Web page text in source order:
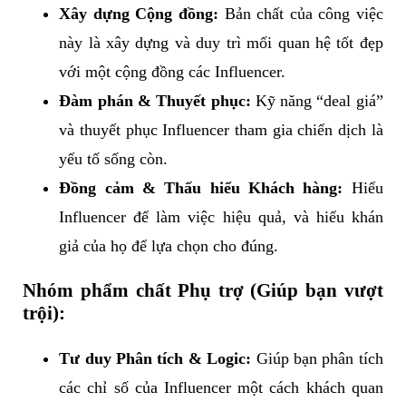
Xây dựng Cộng đồng: Bản chất của công việc
này là xây dựng và duy trì mối quan hệ tốt đẹp
với một cộng đồng các Influencer.
Đàm phán & Thuyết phục: Kỹ năng “deal giá”
và thuyết phục Influencer tham gia chiến dịch là
yếu tố sống còn.
Đồng cảm & Thấu hiểu Khách hàng: Hiểu
Influencer để làm việc hiệu quả, và hiểu khán
giả của họ để lựa chọn cho đúng.
Nhóm phẩm chất Phụ trợ (Giúp bạn vượt
trội):
Tư duy Phân tích & Logic: Giúp bạn phân tích
các chỉ số của Influencer một cách khách quan